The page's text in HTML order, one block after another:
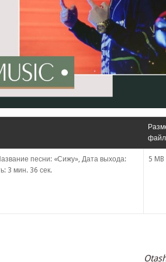
песни: «Сижу», Дата выхода:
3 мин. 36 сек.
5 MB